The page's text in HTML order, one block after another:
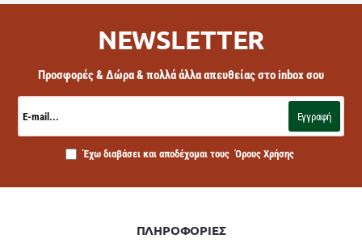
NEWSLETTER
Προσφορές & Δώρα & πολλά άλλα απευθείας στο inbox σου
mail...
Εγγραφή
Έχω διαβάσει και αποδέχομαι τους Όρους Χρήσης
ΠΛΗΡΟΦΟΡΙΕΣ